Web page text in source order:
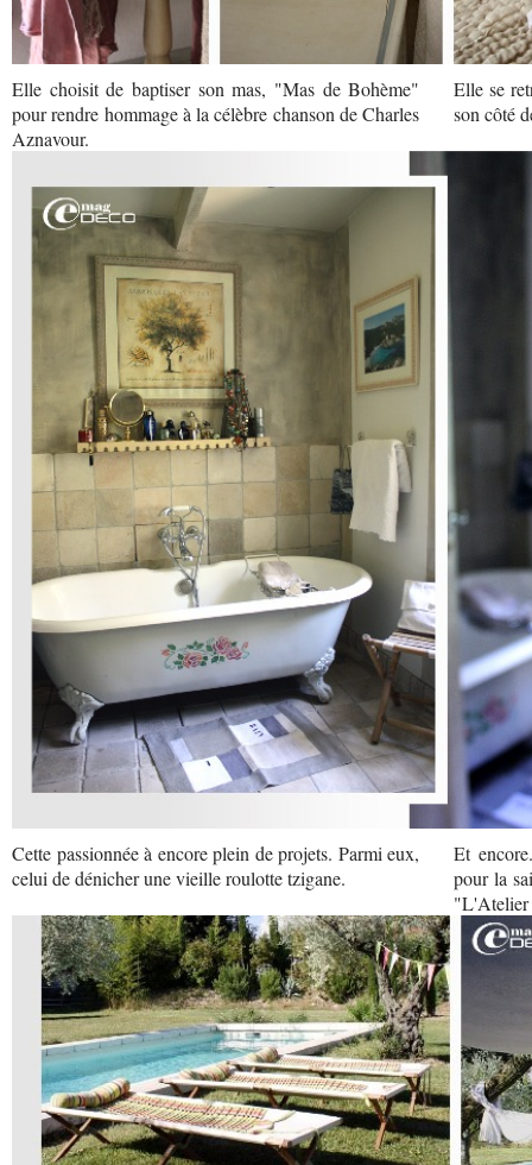
Elle choisit de baptiser son mas, "Mas de Bohème"
pour rendre hommage à la célèbre chanson de Charles
Aznavour.
Elle se
son côté
Cette passionnée à encore plein de projets. Parmi eux,
celui de dénicher une vieille roulotte tzigane.
Et
pour la
"L'Atelier